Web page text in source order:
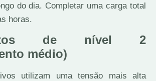
do dia. Completar uma carga total
horas.
de nível 2
médio)
utilizam uma tensão mais alta